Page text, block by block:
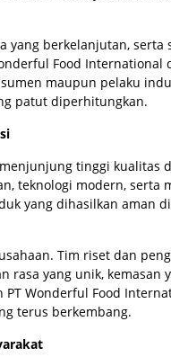
yang berkelanjutan, serta
Food International
maupun pelaku
patut diperhitungkan.
tinggi kualitas
teknologi modern, serta
yang dihasilkan aman
Tim riset dan
rasa yang unik, kemasan
Wonderful Food
terus berkembang.